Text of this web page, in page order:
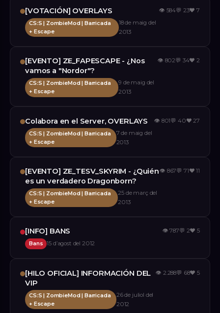
[VOTACIÓN] OVERLAYS
CS:S | ZombieMod | Barricada
+ Escape
18 de maig del
2013
👁 584💬 23❤️7
[EVENTO] ZE_FAPESCAPE - ¿Nos
vamos a "Nordor"?
CS:S | ZombieMod | Barricada
+ Escape
9 de maig del
2013
👁 802💬 34❤️2
Colabora en el Server, OVERLAYS
CS:S | ZombieMod | Barricada
+ Escape
7 de maig del
2013
👁 801💬 40❤️27
[EVENTO] ZE_TESV_SKYRIM - ¿Quién
es un verdadero Dragonborn?
CS:S | ZombieMod | Barricada
+ Escape
25 de març del
2013
👁 867💬 71❤️11
[INFO] BANS
Bans 15 d’agost del 2012
👁787💬 2❤️5
[HILO OFICIAL] INFORMACIÓN DEL
VIP
CS:S | ZombieMod | Barricada
+ Escape
26 de juliol del
2012
👁 2.288💬 68❤️5